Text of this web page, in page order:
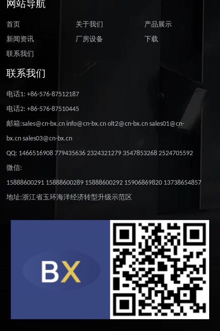
网站导航
首页 关于我们
产品展示
新闻资讯
厂房设备
下载
联系我们
联系我们
电话1: +86-576-87512187
电话2: +86-576-87510445
邮箱:sales@cn-bx.cn info@cn-bx.cn olt2@cn-bx.cn sales01@cn-
bx.cn sales03@cn-bx.cn
QQ: 1466516908 779435636 2324321279 3547853268 2524705592
微信:
15888600291 15888600289 15888600292 15906869820 13738654857
地址:浙江省玉环海洋经济转型升级示范区